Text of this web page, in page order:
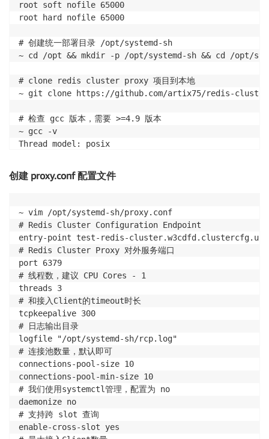
root soft nofile 65000
root hard nofile 65000
# 创建统一部署目录 /opt/systemd-sh
~ cd /opt && mkdir -p /opt/systemd-sh && cd /opt/
# clone redis cluster proxy 项目到本地
~ git clone https://github.com/artix75/redis-
# 检查 gcc 版本，需要 >=4.9 版本
~ gcc -v
Thread model: posix
# 编译服务，安装执行文件 redis-cluster-proxy 到/usr/
#如果编译出错之后再编译可以先执行命令删除之前的编译文件
~ make distclean
创建 proxy.conf 配置文件
~ vim /opt/systemd-sh/proxy.conf
# Redis Cluster Configuration Endpoint
entry-point test-redis-
# Redis Cluster Proxy 对外服务端口
port 6379
# 线程数，建议 CPU Cores - 1
threads 3
# 和接入Client的timeout时长
tcpkeepalive 300
# 日志输出目录
logfile "/opt/systemd-sh/rcp.log"
# 连接池数量，默认即可
connections-pool-size 10
connections-pool-min-size 10
# 我们使用systemctl管理，配置为 no
daemonize no
# 支持跨 slot 查询
enable-cross-slot yes